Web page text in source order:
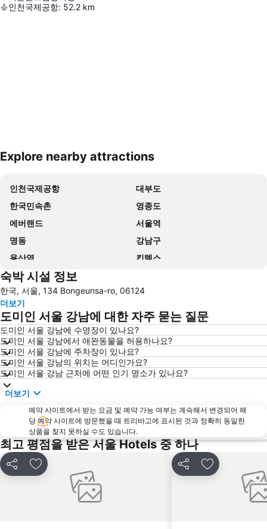
인천국제공항: 52.2 km
Explore nearby attractions
인천국제공항
대부도
한국민속촌
영종도
에버랜드
서울역
명동
강남구
용산역
킨텍스
홍대
잠실
잠실 야구경기장
롯데월드
월미도
마포구
영등포역
종로
수원역
인사동
잠실종합운동장
서울대공원
용산
코엑스
라까사호텔 광명
송파구
Jongno
동대문시장
동대문시장
서초구
숙박 시설 정보
한국, 서울, 134 Bongeunsa-ro, 06124
더보기
도미인 서울 강남에 대한 자주 묻는 질문
도미인 서울 강남에 수영장이 있나요?
도미인 서울 강남에서 애완동물을 허용하나요?
도미인 서울 강남에 주차장이 있나요?
도미인 서울 강남의 위치는 어디인가요?
도미인 서울 강남 근처에 어떤 인기 명소가 있나요?
더보기
예약 사이트에서 받는 요금 및 예약 가능 여부는 계속해서 변경되어 해
당 예약 사이트에 방문했을 때 트리바고에 표시된 것과 정확히 동일한
상품을 찾지 못하실 수도 있습니다.
최고 평점을 받은 서울 Hotels 중 하나
공유 즐겨찾기에 추가 공유 즐겨찾기에